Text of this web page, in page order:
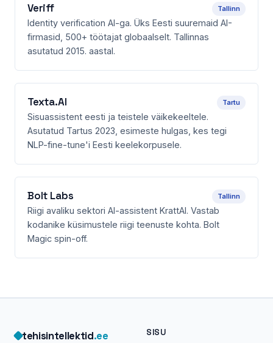
Veriff Tallinn
Identity verification AI-ga. Üks Eesti suuremaid AI-
firmasid, 500+ töötajat globaalselt. Tallinnas
asutatud 2015. aastal.
Texta.AI Tartu
Sisuassistent eesti ja teistele väikekeeltele.
Asutatud Tartus 2023, esimeste hulgas, kes tegi
NLP-fine-tune'i Eesti keelekorpusele.
Bolt Labs Tallinn
Riigi avaliku sektori AI-assistent KrattAI. Vastab
kodanike küsimustele riigi teenuste kohta. Bolt
Magic spin-off.
tehisintellektid.ee SISU